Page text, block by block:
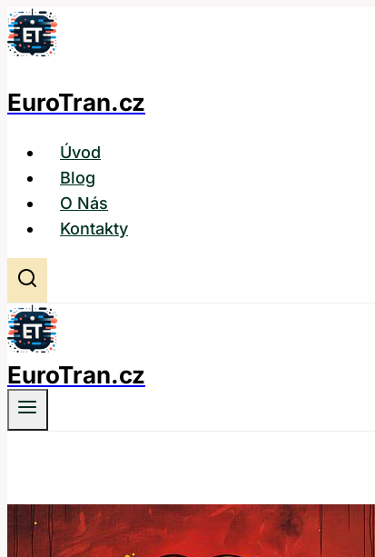
Přeskočit
na
EuroTran.cz
Úvod
Blog
O Nás
Kontakty
EuroTran.cz